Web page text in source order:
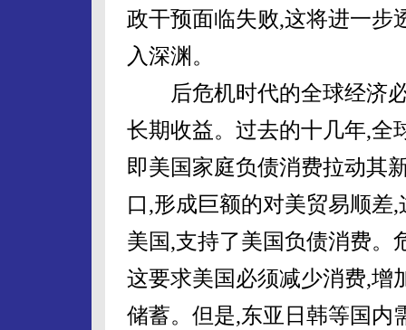
政干预面临失败,这将进一步
入深渊。
后危机时代的全球经济必
长期收益。过去的十几年,全
即美国家庭负债消费拉动其
口,形成巨额的对美贸易顺差
美国,支持了美国负债消费。
这要求美国必须减少消费,增
储蓄。但是,东亚日韩等国内